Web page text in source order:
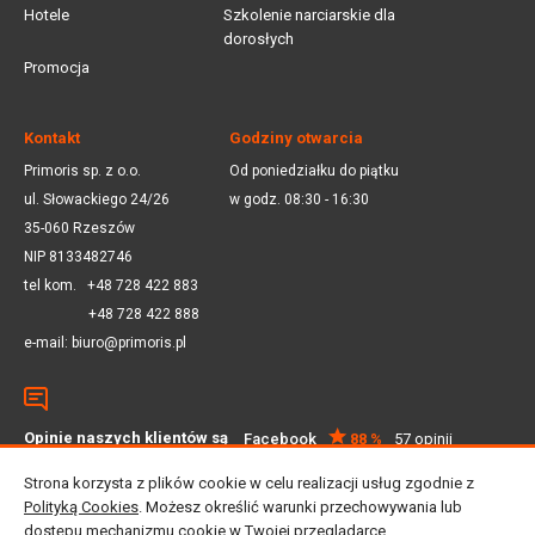
Hotele
Szkolenie narciarskie dla
dorosłych
Promocja
Kontakt
Primoris sp. z o.o.
ul. Słowackiego 24/26
35-060 Rzeszów
NIP 8133482746
tel kom. +48 728 422 883
+48 728 422 888
e-mail: biuro@primoris.pl
Godziny otwarcia
Od poniedziałku do piątku
w godz. 08:30 - 16:30
Opinie naszych klientów są
Facebook 88 %
57 opinii
Strona korzysta z plików cookie w celu realizacji usług zgodnie z
Polityką Cookies. Możesz określić warunki przechowywania lub
dostępu mechanizmu cookie w Twojej przeglądarce.